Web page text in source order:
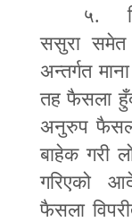
५.
ससुरा समेत
अन्तर्गत
तह फैसला
अनुरुप फैसला
बाहेक गरी
गरिएको
फैसला